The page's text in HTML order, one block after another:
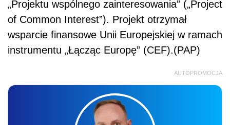
„Projektu wspólnego zainteresowania” („Project
of Common Interest”). Projekt otrzymał
wsparcie finansowe Unii Europejskiej w ramach
instrumentu „Łącząc Europę” (CEF).(PAP)
AUTOPROMOCJA